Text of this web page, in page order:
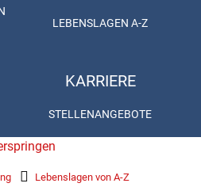
LEBENSLAGEN A-Z
KARRIERE
STELLENANGEBOTE
Lebenslagen von A-Z